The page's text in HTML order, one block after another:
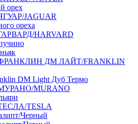
орех
JAGUAR
ореха
ГАРВАРД/HARVARD
ФРАНКЛИН ДМ ЛАЙТ/FRANKLIN
DM Light Дуб Термо
МУРАНО/MURANO
ТЕСЛА/TESLA
Черный